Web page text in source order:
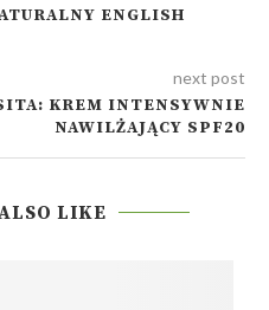
ENGLISH
next post
KREM INTENSYWNIE
NAWILŻAJĄCY SPF20
LIKE